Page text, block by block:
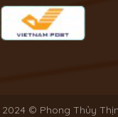
© Phong Thủy